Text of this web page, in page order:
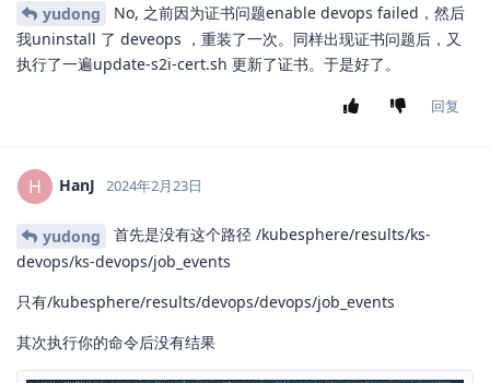
yudong
No, 之前因为证书问题enable devops failed，然后
我uninstall 了 deveops ，重装了一次。同样出现证书问题后，又
执行了一遍update-s2i-cert.sh 更新了证书。于是好了。
回复
H HanJ 2024年2月23日
yudong
首先是没有这个路径 /kubesphere/results/ks-
devops/ks-devops/job_events
只有/kubesphere/results/devops/devops/job_events
其次执行你的命令后没有结果